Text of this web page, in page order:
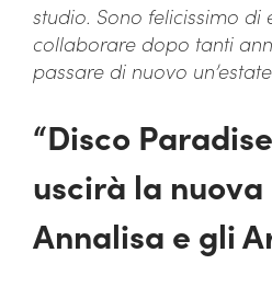
studio. Sono felicissimo di
collaborare dopo tanti
passare di nuovo
“Disco
uscirà la
Annalisa e gli